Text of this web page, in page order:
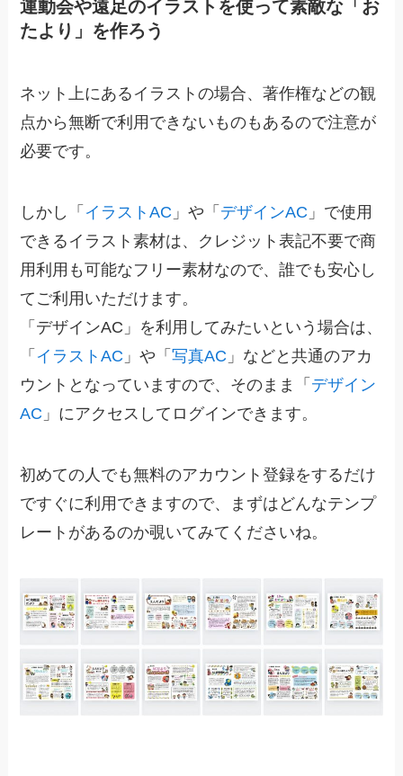
運動会や遠足のイラストを使って素敵な「お
たより」を作ろう
ネット上にあるイラストの場合、著作権などの観
点から無断で利用できないものもあるので注意が
必要です。
しかし 「 イラストAC 」や「 デザインAC 」で使用
できるイラスト素材は、クレジット表記不要で商
用利用も可能なフリー素材なので、誰でも安心し
てご利用いただけます。
「デザインAC」を利用してみたいという場合は、
「 イラストAC 」や「写真AC 」などと共通のアカ
ウントとなっていますので、そのまま「 デザイン
AC 」にアクセスしてログインできます。
初めての人でも無料のアカウント登録をするだけ
ですぐに利用できますので、まずはどんなテンプ
レートがあるのか覗いてみてくださいね。